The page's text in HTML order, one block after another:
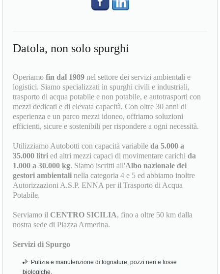
Datola, non solo spurghi
Operiamofin dal 1989nel settore dei servizi ambientali e
logistici. Siamo specializzati in spurghi civili e industriali,
trasporto di acqua potabile e non potabile, e autotrasporti con
mezzi dedicati e di elevata capacità. Con oltre 30 anni di
esperienza e un parco mezzi idoneo, offriamo soluzioni
efficienti, sicure e sostenibili per rispondere a ogni necessità.
Utilizziamo Autobotti con capacità variabile
da 5.000 a
35.000 litri ed altri mezzi capaci di movimentare carichi
1.000 a 30.000 kg. Siamo iscritti all'
Albo nazionale dei
gestori ambientali nella categoria 4 e 5 ed abbiamo inoltre
Autorizzazioni A.S.P. ENNA per il Trasporto di Acqua
Serviamo il CENTRO SICILIA, fino a oltre 50 km dalla
Servizi di Spurgo
Pulizia e manutenzione di fognature, pozzi neri e fosse